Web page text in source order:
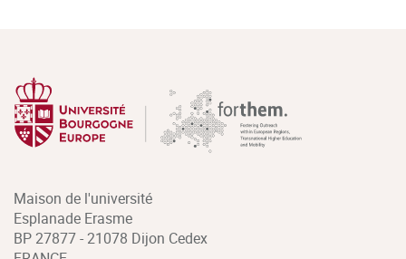
Maison de l'université
Esplanade Erasme
BP 27877 - 21078 Dijon Cedex